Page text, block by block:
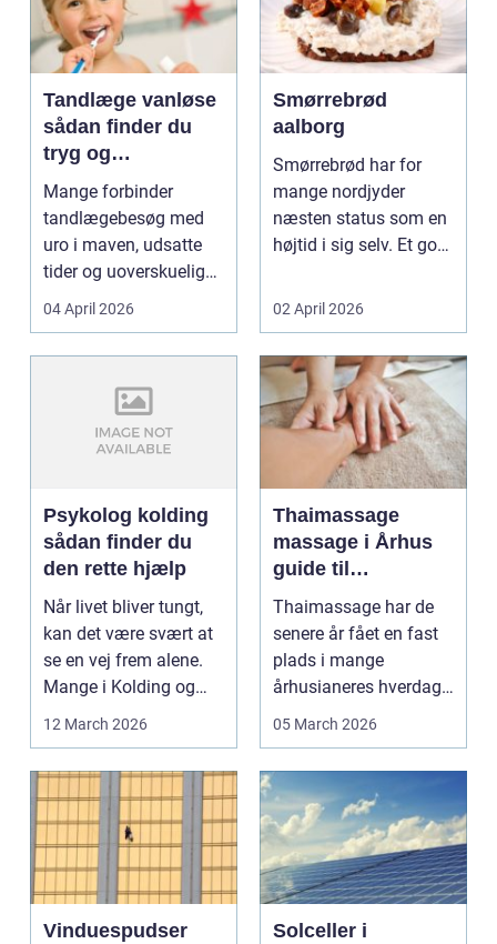
Tandlæge vanløse
sådan finder du
tryg og
professionel
tandpleje
Mange forbinder
tandlægebesøg med
uro i maven, udsatte
tider og uoverskuelige
priser. Samtidig ved
04 April 2026
Smørrebrød
aalborg
Smørrebrød har for
mange nordjyder
næsten status som en
højtid i sig selv. Et godt
02 April 2026
Psykolog kolding
sådan finder du
den rette hjælp
Når livet bliver tungt,
kan det være svært at
se en vej frem alene.
Mange i Kolding og
omegn søger p...
12 March 2026
Thaimassage
massage i Århus
guide til
afslapning,
smidighed og
bedre velvære
Thaimassage har de
senere år fået en fast
plads i mange
århusianeres hverdag.
Flere bruger den både
05 March 2026
Vinduespudser
Solceller i